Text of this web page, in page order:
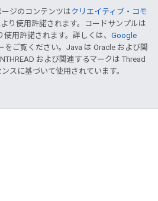
ジのコンテンツはクリエイティブ・コモ
より使用許諾されます。コードサンプルは
使用許諾されます。詳しくは、 Google
をご覧ください。Java は Oracle および関
および関連するマークは Thread
スに基づいて使用されています。